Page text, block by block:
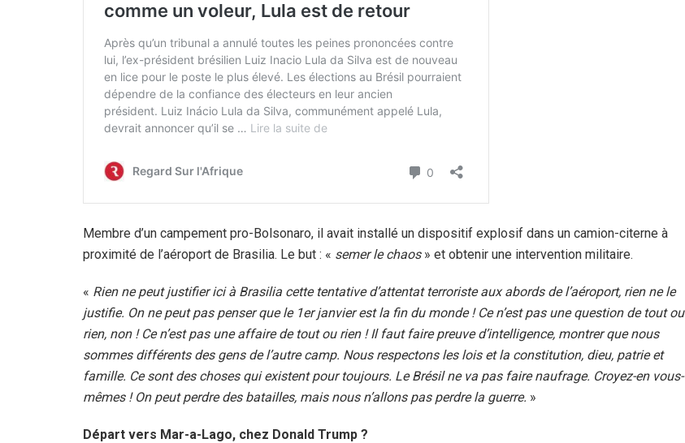
Membre d’un campement pro-Bolsonaro, il avait installé un dispositif explosif dans un camion-citerne à
proximité de l’aéroport de Brasilia. Le but : « semer le chaos» et obtenir une intervention militaire.
« Rien ne peut justifier ici à Brasilia cette tentative d’attentat terroriste aux abords de l’aéroport, rien ne le
justifie. On ne peut pas penser que le 1er janvier est la fin du monde ! Ce n’est pas une question de tout ou
rien, non ! Ce n’est pas une affaire de tout ou rien ! Il faut faire preuve d’intelligence, montrer que nous
sommes différents des gens de l’autre camp. Nous respectons les lois et la constitution, dieu, patrie et
famille. Ce sont des choses qui existent pour toujours. Le Brésil ne va pas faire naufrage. Croyez-en vous-
mêmes ! On peut perdre des batailles, mais nous n’allons pas perdre la guerre. »
Départ vers Mar-a-Lago, chez Donald Trump ?